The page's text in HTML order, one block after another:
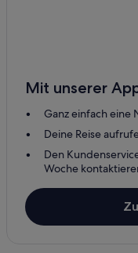
Mit unserer
Ganz einfach eine
Deine Reise
Den
Woche